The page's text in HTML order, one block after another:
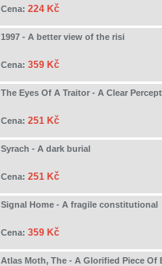
Cena: 224 Kč
1997 - A better view of the risi
Cena: 359 Kč
The Eyes Of A Traitor - A Clear
Cena: 251 Kč
Syrach - A dark burial
Cena: 251 Kč
Signal Home - A fragile constitutional
Cena: 359 Kč
Atlas Moth, The - A Glorified Piece Of